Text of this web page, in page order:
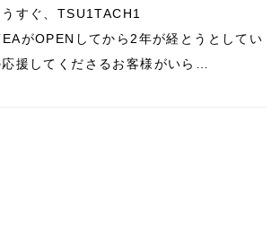
すぐ、TSU1TACH1
がOPENしてから2年が経とうとしてい
援してくださるお客様がいら…